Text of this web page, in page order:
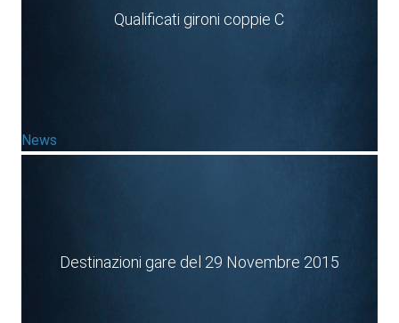
Qualificati gironi coppie C
News
Destinazioni gare del 29 Novembre 2015